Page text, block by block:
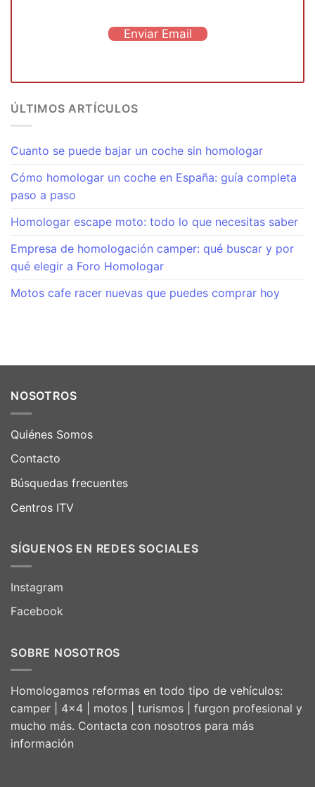
Enviar Email
ÚLTIMOS ARTÍCULOS
Cuanto se puede bajar un coche sin homologar
Cómo homologar un coche en España: guía completa
paso a paso
Homologar escape moto: todo lo que necesitas saber
Empresa de homologación camper: qué buscar y por
qué elegir a Foro Homologar
Motos cafe racer nuevas que puedes comprar hoy
NOSOTROS
Quiénes Somos
Contacto
Búsquedas frecuentes
Centros ITV
SÍGUENOS EN REDES SOCIALES
Instagram
Facebook
SOBRE NOSOTROS
Homologamos reformas en todo tipo de vehículos:
camper | 4×4 | motos | turismos | furgon profesional y
mucho más. Contacta con nosotros para más
información